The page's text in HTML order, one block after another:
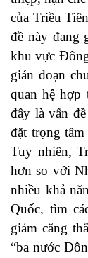
của Triều
đề này đang
khu vực
gián đoạn
quan hệ hợp
đây là vấn
đặt trọng
Tuy nhiên,
hơn so với
nhiều khả
Quốc, tìm
giảm căng
“ba nước